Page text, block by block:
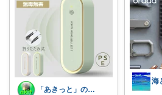
「あきっと」の癒やし部屋！